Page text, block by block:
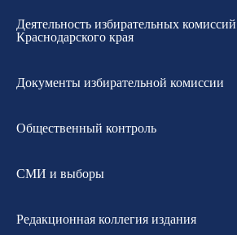
Деятельность избирательных комиссий
Краснодарского края
Документы избирательной комиссии
Общественный контроль
СМИ и выборы
Редакционная коллегия издания